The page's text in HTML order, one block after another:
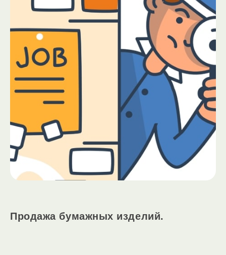
Продажа бумажных изделий.